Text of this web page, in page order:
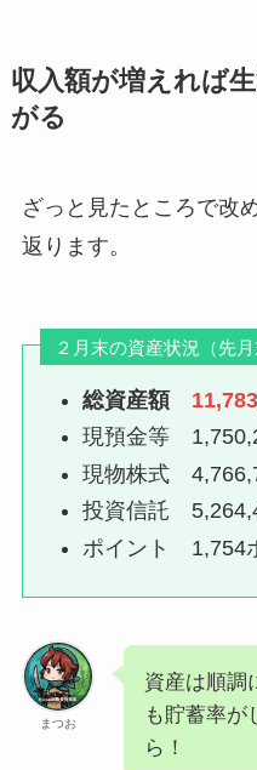
収入額が増えれば
がる
ざっと見たところで改
返ります。
２月末の資産状況（先月
総資産額
現預金等
現物株式
投資信託
ポイント 1,754
まつお
資産は順調
も貯蓄率が
ら！